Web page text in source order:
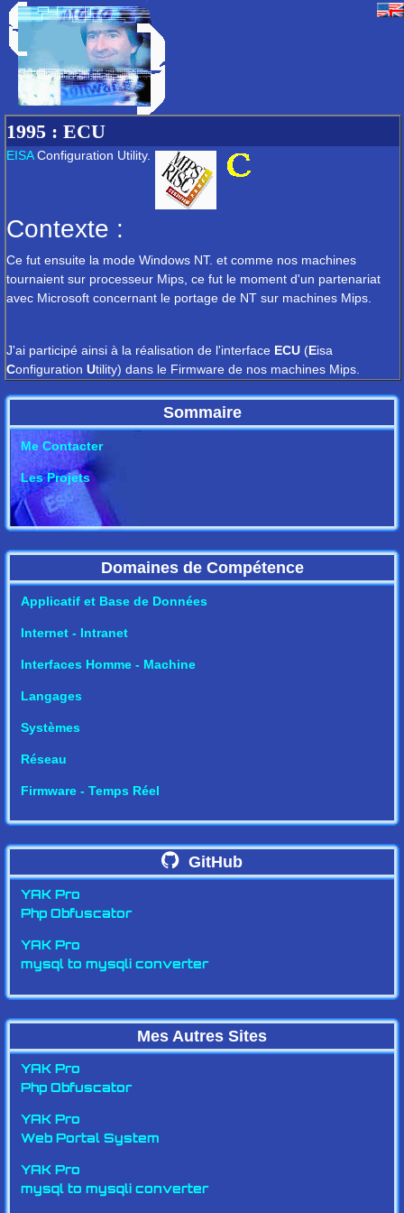
1995 : ECU
EISAConfiguration Utility.
Contexte :
Ce fut ensuite la mode Windows NT. et comme nos machines
tournaient sur processeur Mips, ce fut le moment d'un partenariat
avec Microsoft concernant le portage de NT sur machines Mips.
J'ai participé ainsi à la réalisation de l'interface ECU (Eisa
Configuration Utility) dans le Firmware de nos machines Mips.
Sommaire
Me Contacter
Les Projets
Domaines de Compétence
Applicatif et Base de Données
Internet - Intranet
Interfaces Homme - Machine
Langages
Systèmes
Réseau
Firmware - Temps Réel
GitHub
YAK Pro
Php Obfuscator
YAK Pro
mysql to mysqli converter
Mes Autres Sites
YAK Pro
Php Obfuscator
YAK Pro
Web Portal System
YAK Pro
mysql to mysqli converter